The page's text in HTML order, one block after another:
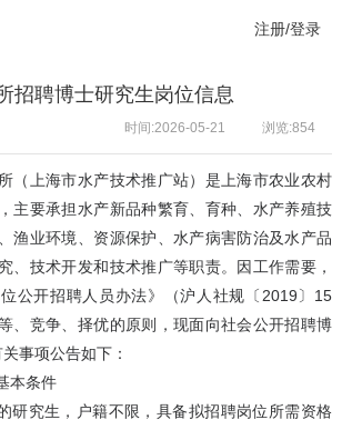
注册/登录
招聘博士研究生岗位信息
浏览:854
时间:2026-05-21
上海市水产技术推广站）是上海市农业农村
主要承担水产新品种繁育、育种、水产养殖技
渔业环境、资源保护、水产病害防治及水产品
、技术开发和技术推广等职责。因工作需要，
公开招聘人员办法》（沪人社规〔2019〕15
、竞争、择优的原则，现面向社会公开招聘博
事项公告如下：
本条件
究生，户籍不限，具备拟招聘岗位所需资格